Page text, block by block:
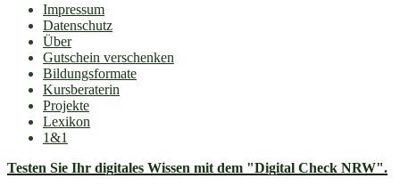
Impressum
Datenschutz
Über
Gutschein verschenken
Bildungsformate
Kursberaterin
Projekte
Lexikon
1&1
Testen Sie Ihr digitales Wissen mit dem "Digital Check NRW".